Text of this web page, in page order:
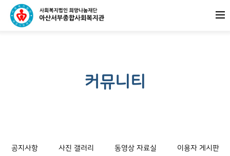
커뮤니티
공지사항 사진 갤러리 동영상 자료실 이용자 게시판